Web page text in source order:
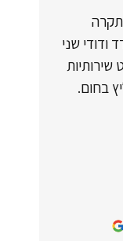
תקרה
ודודי שני
שירותיות
בחום.